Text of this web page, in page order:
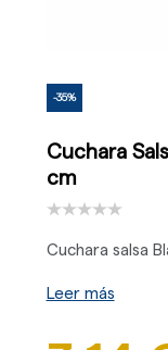
-35%
Cuchara
cm
Cuchara salsa
Leer más